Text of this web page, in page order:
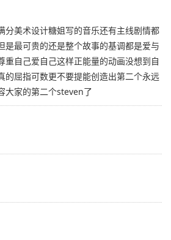
分美术设计糖姐写的音乐还有主线剧情都
是最可贵的还是整个故事的基调都是爱与
重自己爱自己这样正能量的动画没想到自
的屈指可数更不要提能创造出第二个永远
大家的第二个steven了